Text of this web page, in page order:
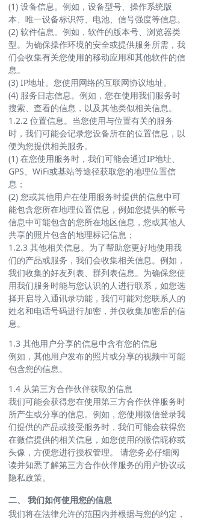
(1) 设备信息。例如，设备型号、操作系统版
本、唯一设备标识符、电池、信号强度等信息。
(2) 软件信息。例如，软件的版本号、浏览器类
型。为确保操作环境的安全或提供服务所需，我
们会收集有关您使用的移动应用和其他软件的信
息。
(3) IP地址。您使用网络的互联网协议地址。
(4) 服务日志信息。例如，您在使用我们服务时
搜索、查看的信息，以及其他类似相关信息。
1.2.2 位置信息。当您使用与位置有关的服务
时，我们可能会记录您设备所在的位置信息，以
便为您提供相关服务。
(1) 在您使用服务时，我们可能会通过IP地址、
GPS、WiFi或基站等途径获取您的地理位置信
息；
(2) 您或其他用户在使用服务时提供的信息中可
能包含您所在地理位置信息，例如您提供的帐号
信息中可能包含的您所在地区信息，您或其他人
共享的照片包含的地理标记信息；
1.2.3 其他相关信息。为了帮助您更好地使用我
们的产品或服务，我们会收集相关信息。例如，
我们收集的好友列表、群列表信息。为确保您使
用我们服务时能与您认识的人进行联系，如您选
择开启导入通讯录功能，我们可能对您联系人的
姓名和电话号码进行加密，并仅收集加密后的信
息。
1.3 其他用户分享的信息中含有您的信息
例如，其他用户发布的照片或分享的视频中可能
包含您的信息。
1.4 从第三方合作伙伴获取的信息
我们可能会获得您在使用第三方合作伙伴服务时
所产生或分享的信息。例如，您使用微信登录我
们提供的产品或接受服务时，我们可能会获得您
在微信提供的相关信息，如您使用的微信昵称或
头像，方便您进行授权管理。 请您务必仔细阅
读并知悉了解第三方合作伙伴服务的用户协议或
隐私政策。
二、 我们如何使用您的信息
我们将在法律允许的范围内并根据与您的约定，